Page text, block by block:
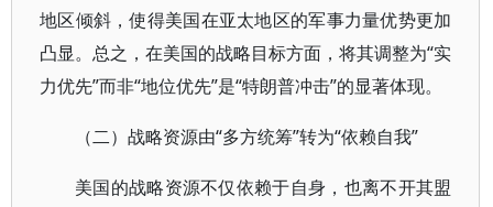
地区倾斜，使得美国在亚太地区的军事力量优势更加
凸显。总之，在美国的战略目标方面，将其调整为“实
力优先”而非“地位优先”是“特朗普冲击”的显著体现。
（二）战略资源由“多方统筹”转为“依赖自我”
美国的战略资源不仅依赖于自身，也离不开其盟